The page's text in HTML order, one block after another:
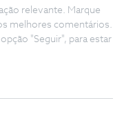
relevante. Marque
melhores comentários.
"Seguir", para estar